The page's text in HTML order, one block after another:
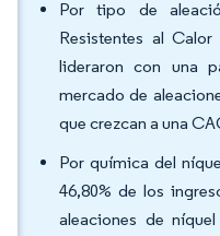
Por tipo de
Resistentes al Calor
lideraron con una
mercado de
que crezcan a una
Por química del
46,80% de los
aleaciones de